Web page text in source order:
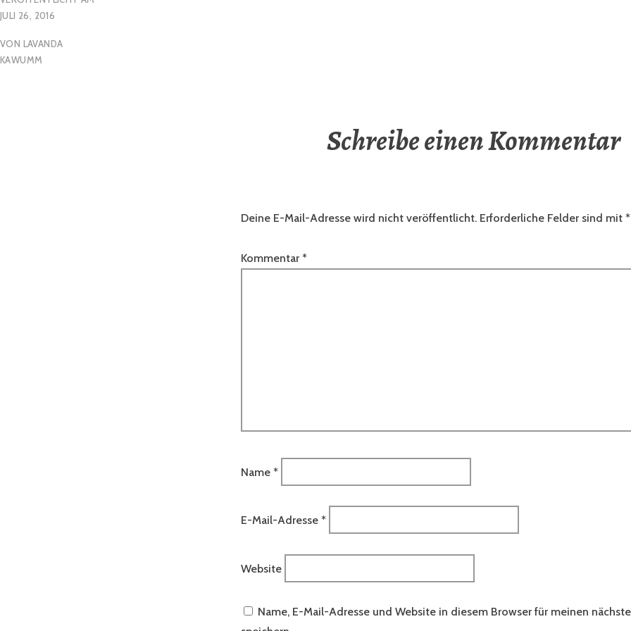
JULI 26, 2016
VON LAVANDA
KAWUMM
Schreibe einen Kommentar
Deine E-Mail-Adresse wird nicht veröffentlicht. Erforderliche Felder sind mit *
Kommentar *
Name *
E-Mail-Adresse *
Website
Name, E-Mail-Adresse und Website in diesem Browser für meinen